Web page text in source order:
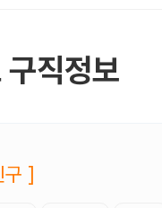
구직정보
구 ]